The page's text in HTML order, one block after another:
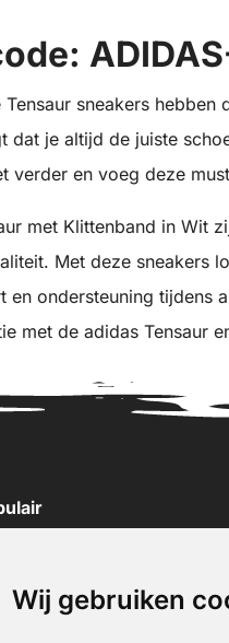
Wij gebruiken
sneakers hebben
dat je altijd de juiste
verder en voeg deze
met Klittenband in Wit
Met deze sneakers
en ondersteuning tijdens
met de adidas Tensaur
Balance sneakers